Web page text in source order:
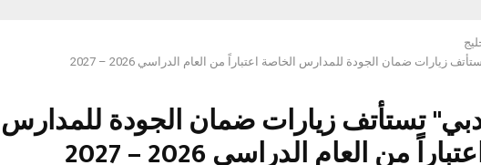
زيارات ضمان الجودة للمدارس الخاصة اعتباراً من العام الدراسي 2026 – 2027
تستأتف زيارات ضمان الجودة للمدارس
من العام الدراسي 2026 – 2027